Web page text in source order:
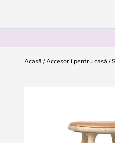
Acasă Accesorii pentru casă